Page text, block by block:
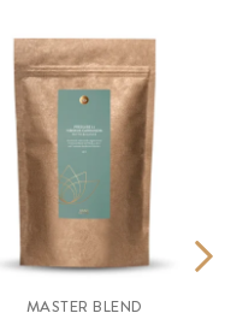
MASTER BLEND